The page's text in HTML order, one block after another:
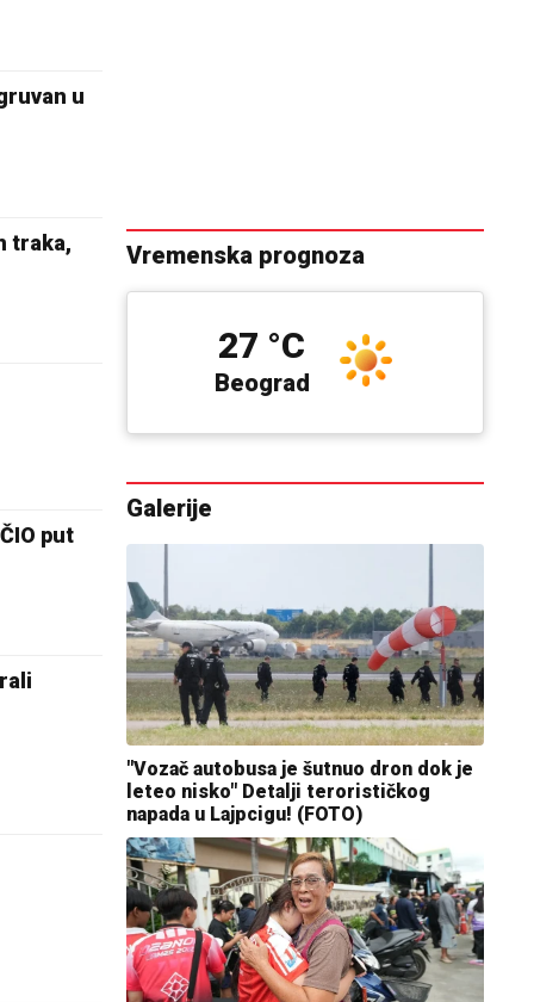
u
traka,
put
Vremenska prognoza
Beograd
27 °C
Galerije
"Vozač autobusa je šutnuo dron dok je
leteo nisko" Detalji terorističkog
napada u Lajpcigu! (FOTO)